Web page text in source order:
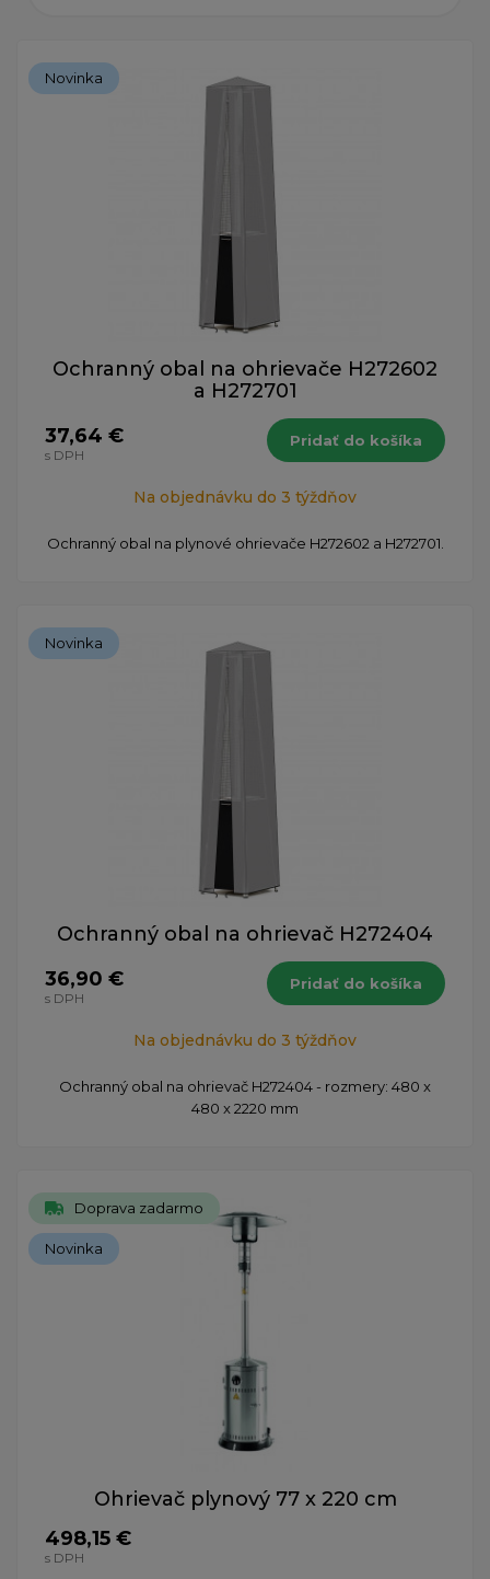
Novinka
Ochranný obal na ohrievače H272602
a H272701
37,64 €
s DPH
Pridať do košíka
Na objednávku do 3 týždňov
Ochranný obal na plynové ohrievače H272602 a H272701.
Novinka
Ochranný obal na ohrievač H272404
36,90 €
s DPH
Pridať do košíka
Na objednávku do 3 týždňov
Ochranný obal na ohrievač H272404 - rozmery: 480 x
480 x 2220 mm
Doprava zadarmo
Novinka
Ohrievač plynový 77 x 220 cm
498,15 €
s DPH